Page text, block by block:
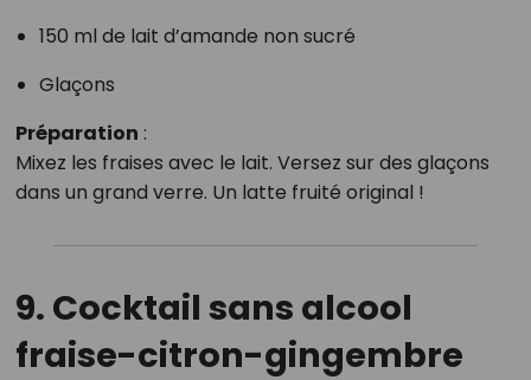
150 ml de lait d’amande non sucré
Glaçons
Préparation :
Mixez les fraises avec le lait. Versez sur des glaçons
dans un grand verre. Un latte fruité original !
9. Cocktail sans alcool
fraise-citron-gingembre